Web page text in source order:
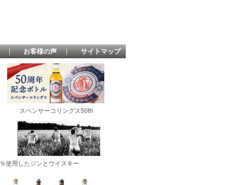
｜ お客様の声 ｜ サイトマップ